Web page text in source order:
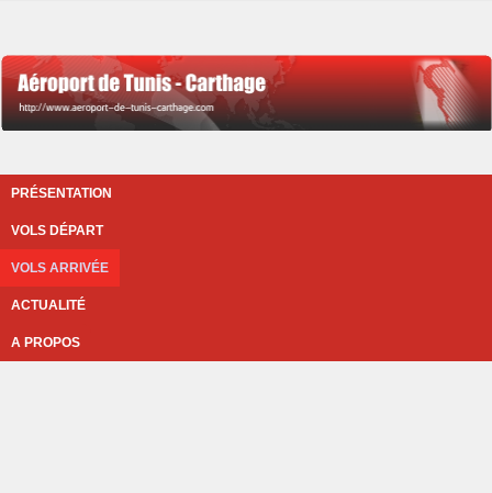
PRÉSENTATION
VOLS DÉPART
VOLS ARRIVÉE
ACTUALITÉ
A PROPOS